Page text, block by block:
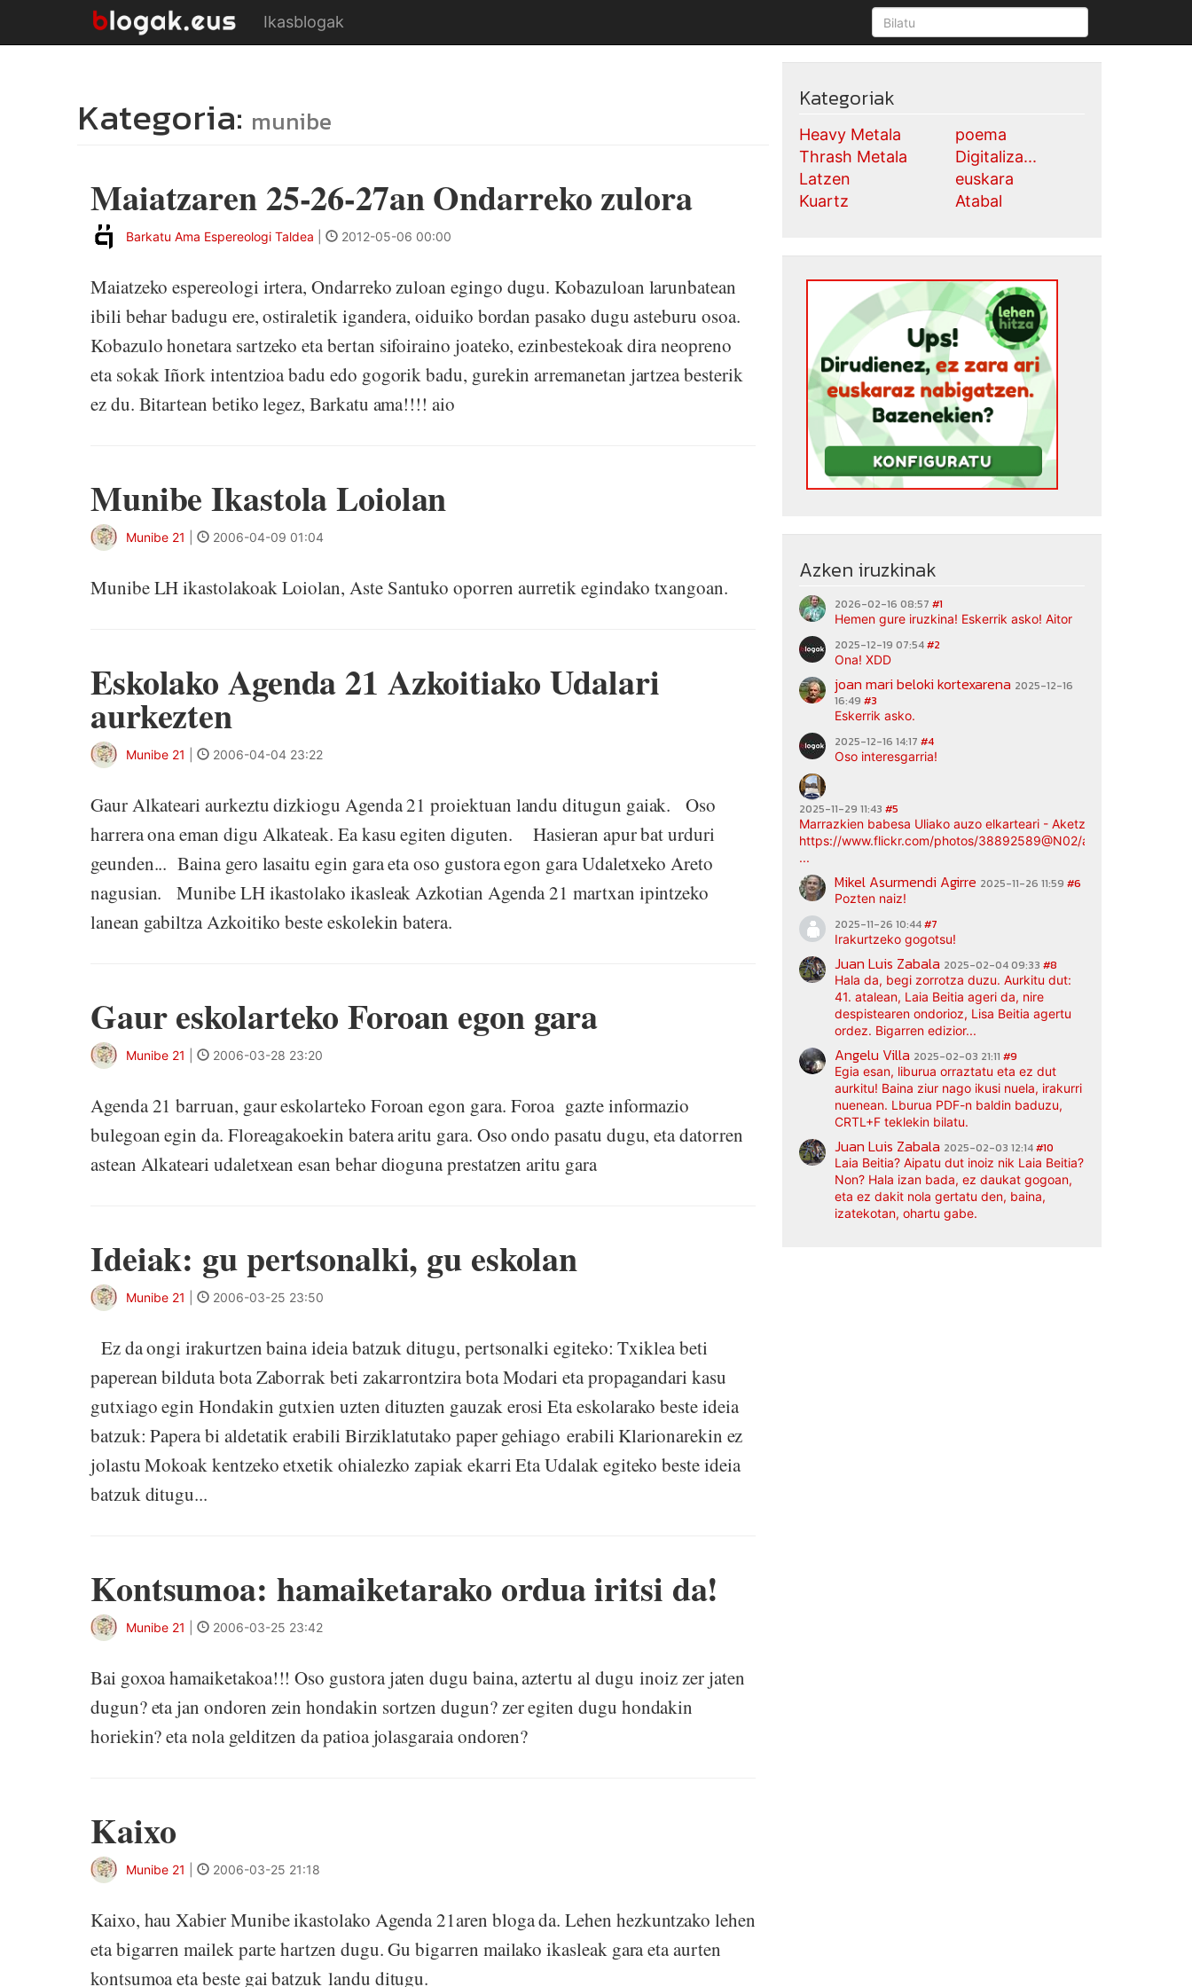
Ikasblogak
Kategoria: munibe
Maiatzaren 25-26-27an Ondarreko zulora
Barkatu Ama Espereologi Taldea 2012-05-06 00:00
Maiatzeko espereologi irtera, Ondarreko zuloan egingo dugu. Kobazuloan larunbatean
ibili behar badugu ere, ostiraletik igandera, oiduiko bordan pasako dugu asteburu osoa.
Kobazulo honetara sartzeko eta bertan sifoiraino joateko, ezinbestekoak dira neopreno
eta sokak Iñork intentzioa badu edo gogorik badu, gurekin arremanetan jartzea besterik
ez du. Bitartean betiko legez, Barkatu ama!!!! aio
Munibe Ikastola Loiolan
Munibe 21 2006-04-09 01:04
Munibe LH ikastolakoak Loiolan, Aste Santuko oporren aurretik egindako txangoan.
Eskolako Agenda 21 Azkoitiako Udalari
aurkezten
Munibe 21 2006-04-04 23:22
Gaur Alkateari aurkeztu dizkiogu Agenda 21 proiektuan landu ditugun gaiak. Oso
harrera ona eman digu Alkateak. Ea kasu egiten diguten. Hasieran apur bat urduri
geunden... Baina gero lasaitu egin gara eta oso gustora egon gara Udaletxeko Areto
nagusian. Munibe LH ikastolako ikasleak Azkotian Agenda 21 martxan ipintzeko
lanean gabiltza Azkoitiko beste eskolekin batera.
Gaur eskolarteko Foroan egon gara
Munibe 21 2006-03-28 23:20
Agenda 21 barruan, gaur eskolarteko Foroan egon gara. Foroa gazte informazio
bulegoan egin da. Floreagakoekin batera aritu gara. Oso ondo pasatu dugu, eta datorren
astean Alkateari udaletxean esan behar dioguna prestatzen aritu gara
Ideiak: gu pertsonalki, gu eskolan
Munibe 21 2006-03-25 23:50
Ez da ongi irakurtzen baina ideia batzuk ditugu, pertsonalki egiteko: Txiklea beti
paperean bilduta bota Zaborrak beti zakarrontzira bota Modari eta propagandari kasu
gutxiago egin Hondakin gutxien uzten dituzten gauzak erosi Eta eskolarako beste ideia
batzuk: Papera bi aldetatik erabili Birziklatutako paper gehiago erabili Klarionarekin ez
jolastu Mokoak kentzeko etxetik ohialezko zapiak ekarri Eta Udalak egiteko beste ideia
batzuk ditugu...
Kontsumoa: hamaiketarako ordua iritsi da!
Munibe 21 2006-03-25 23:42
Bai goxoa hamaiketakoa!!! Oso gustora jaten dugu baina, aztertu al dugu inoiz zer jaten
dugun? eta jan ondoren zein hondakin sortzen dugun? zer egiten dugu hondakin
horiekin? eta nola gelditzen da patioa jolasgaraia ondoren?
Kaixo
Munibe 21 2006-03-25 21:18
Kaixo, hau Xabier Munibe ikastolako Agenda 21aren bloga da. Lehen hezkuntzako lehen
eta bigarren mailek parte hartzen dugu. Gu bigarren mailako ikasleak gara eta aurten
kontsumoa eta beste gai batzuk landu ditugu.
Kategoriak
Heavy Metala
Thrash Metala
Latzen
Kuartz
poema
Digitaliza...
euskara
Atabal
Azken iruzkinak
2026-02-16 08:57 #1
Hemen gure iruzkina! Eskerrik asko! Aitor
2025-12-19 07:54#2
Ona! XDD
joan mari beloki kortexarena 2025-12-16
16:49 #3
Eskerrik asko.
2025-12-16 14:17 #4
Oso interesgarria!
2025-11-29 11:43 #5
Marrazkien babesa Uliako auzo elkarteari - Aketz etxea (argazki
https://www.flickr.com/photos/38892589@N02/albums/
...
Mikel Asurmendi Agirre 2025-11-26 11:59 #6
Pozten naiz!
2025-11-26 10:44#7
Irakurtzeko gogotsu!
Juan Luis Zabala 2025-02-04 09:33 #8
Hala da, begi zorrotza duzu. Aurkitu dut:
41. atalean, Laia Beitia ageri da, nire
despistearen ondorioz, Lisa Beitia agertu
ordez. Bigarren edizior...
Angelu Villa 2025-02-03 21:11 #9
Egia esan, liburua orraztatu eta ez dut
aurkitu! Baina ziur nago ikusi nuela, irakurri
nuenean. Lburua PDF-n baldin baduzu,
CRTL+F teklekin bilatu.
Juan Luis Zabala 2025-02-03 12:14#10
Laia Beitia? Aipatu dut inoiz nik Laia Beitia?
Non? Hala izan bada, ez daukat gogoan,
eta ez dakit nola gertatu den, baina,
izatekotan, ohartu gabe.